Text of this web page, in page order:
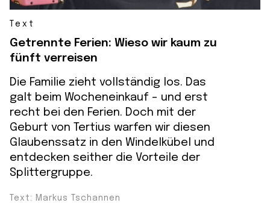
Text
Getrennte Ferien: Wieso wir kaum zu
fünft verreisen
Die Familie zieht vollständig los. Das
galt beim Wocheneinkauf - und erst
recht bei den Ferien. Doch mit der
Geburt von Tertius warfen wir diesen
Glaubenssatz in den Windelkübel und
entdecken seither die Vorteile der
Splittergruppe.
Text: Markus Tschannen